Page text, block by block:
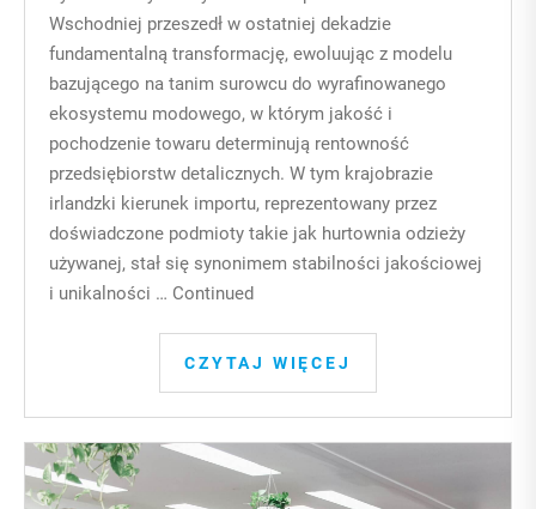
Wschodniej przeszedł w ostatniej dekadzie
fundamentalną transformację, ewoluując z modelu
bazującego na tanim surowcu do wyrafinowanego
ekosystemu modowego, w którym jakość i
pochodzenie towaru determinują rentowność
przedsiębiorstw detalicznych. W tym krajobrazie
irlandzki kierunek importu, reprezentowany przez
doświadczone podmioty takie jak hurtownia odzieży
używanej, stał się synonimem stabilności jakościowej
i unikalności … Continued
CZYTAJ WIĘCEJ